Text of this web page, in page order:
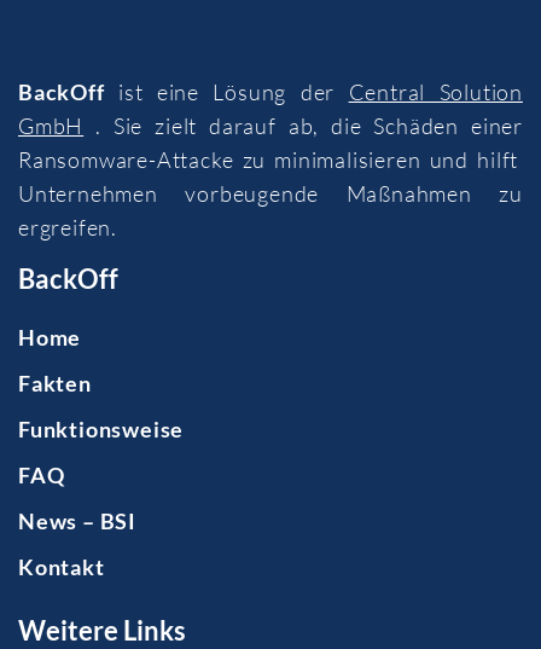
BackOffist eine Lösung der Central Solution
GmbH
. Sie zielt darauf ab, die Schäden einer
Ransomware-Attacke zu minimalisieren und hilft
Unternehmen vorbeugende Maßnahmen zu
ergreifen.
BackOff
Home
Fakten
Funktionsweise
FAQ
News – BSI
Kontakt
Weitere Links